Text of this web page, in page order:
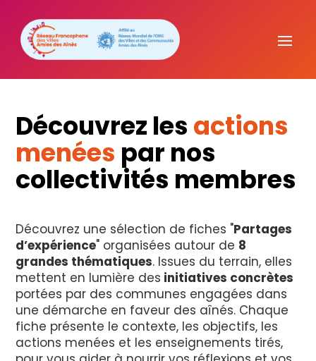
Découvrez les actions
menées par nos
collectivités membres
Découvrez une sélection de fiches "Partages
d’expérience" organisées autour de 8
grandes thématiques. Issues du terrain, elles
mettent en lumière des initiatives concrètes
portées par des communes engagées dans
une démarche en faveur des aînés. Chaque
fiche présente le contexte, les objectifs, les
actions menées et les enseignements tirés,